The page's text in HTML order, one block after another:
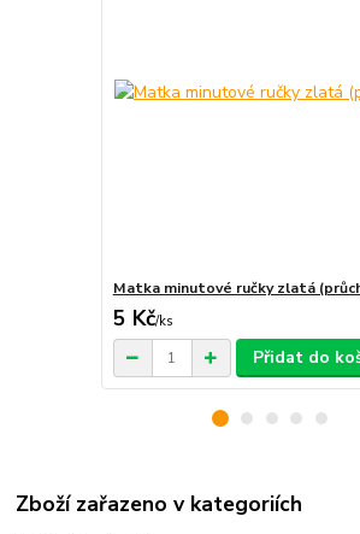
Matka minutové ručky zlatá
5 Kč/ks
Přidat do
Zboží zařazeno v kategoriích